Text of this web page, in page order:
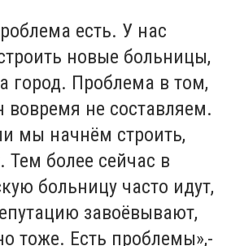
есть. У нас
новые больницы,
город. Проблема в том,
вовремя не составляем.
мы начнём строить,
более сейчас в
больницу часто идут,
завоёвывают,
тоже. Есть проблемы»,-